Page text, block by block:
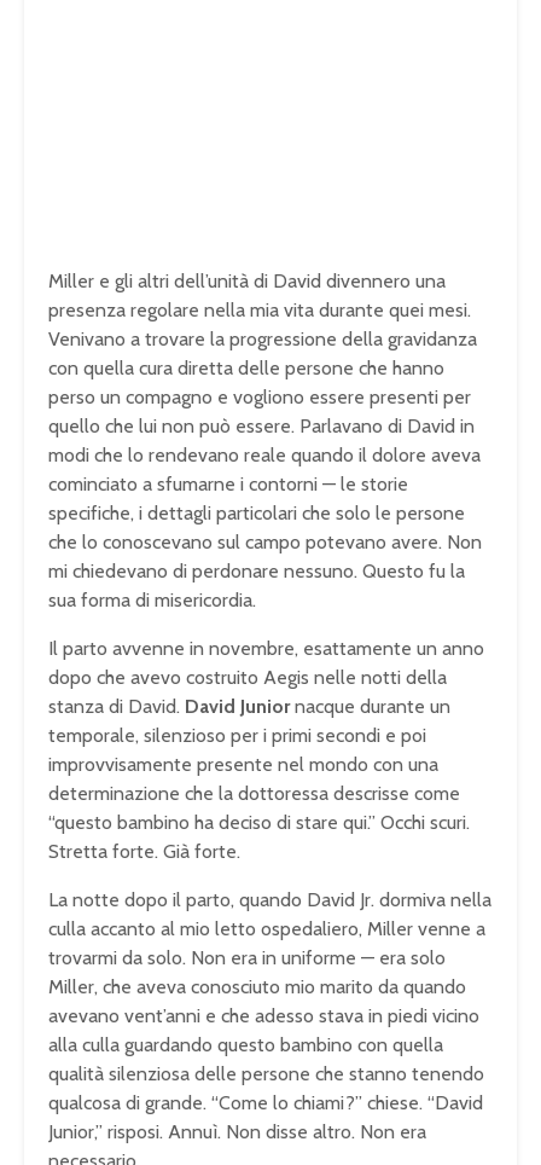
Miller e gli altri dell’unità di David divennero una
presenza regolare nella mia vita durante quei mesi.
Venivano a trovare la progressione della gravidanza
con quella cura diretta delle persone che hanno
perso un compagno e vogliono essere presenti per
quello che lui non può essere. Parlavano di David in
modi che lo rendevano reale quando il dolore aveva
cominciato a sfumarne i contorni — le storie
specifiche, i dettagli particolari che solo le persone
che lo conoscevano sul campo potevano avere. Non
mi chiedevano di perdonare nessuno. Questo fu la
sua forma di misericordia.
Il parto avvenne in novembre, esattamente un anno
dopo che avevo costruito Aegis nelle notti della
stanza di David. David Juniornacque durante un
temporale, silenzioso per i primi secondi e poi
improvvisamente presente nel mondo con una
determinazione che la dottoressa descrisse come
“questo bambino ha deciso di stare qui.” Occhi scuri.
Stretta forte. Già forte.
La notte dopo il parto, quando David Jr. dormiva nella
culla accanto al mio letto ospedaliero, Miller venne a
trovarmi da solo. Non era in uniforme — era solo
Miller, che aveva conosciuto mio marito da quando
avevano vent’anni e che adesso stava in piedi vicino
alla culla guardando questo bambino con quella
qualità silenziosa delle persone che stanno tenendo
qualcosa di grande. “Come lo chiami?” chiese. “David
Junior,” risposi. Annuì. Non disse altro. Non era